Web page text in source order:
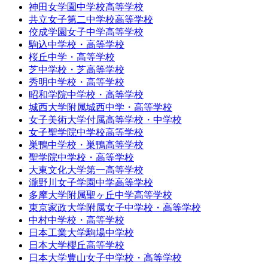
神田女学園中学校高等学校
共立女子第二中学校高等学校
佼成学園女子中学高等学校
駒込中学校・高等学校
桜丘中学・高等学校
芝中学校・芝高等学校
秀明中学校・高等学校
昭和学院中学校・高等学校
城西大学附属城西中学・高等学校
女子美術大学付属高等学校・中学校
女子聖学院中学校高等学校
巣鴨中学校・巣鴨高等学校
聖学院中学校・高等学校
大東文化大学第一高等学校
瀧野川女子学園中学高等学校
多摩大学附属聖ヶ丘中学高等学校
東京家政大学附属女子中学校・高等学校
中村中学校・高等学校
日本工業大学駒場中学校
日本大学櫻丘高等学校
日本大学豊山女子中学校・高等学校